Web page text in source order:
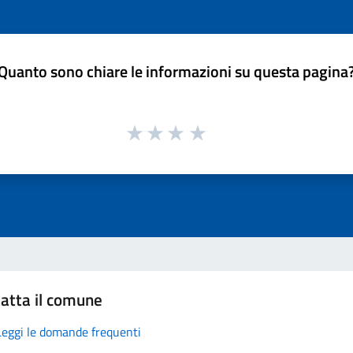
sono chiare le informazioni su questa
il comune
le domande frequenti